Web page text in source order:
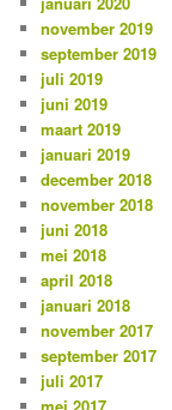
november 2019
september 2019
juli 2019
juni 2019
maart 2019
januari 2019
december 2018
november 2018
juni 2018
mei 2018
april 2018
januari 2018
november 2017
september 2017
juli 2017